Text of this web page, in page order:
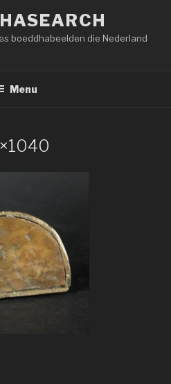
boeddhabeelden die Nederland
Menu